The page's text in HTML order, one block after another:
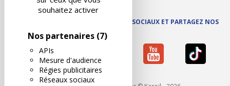
souhaitez activer
Nos partenaires (7)
APIs
Mesure d'audience
Régies publicitaires
Réseaux sociaux
SUIVEZ AUTOVISION SUR LES RÉSEAUX SOCIAUX ET PARTAGEZ NOS
ACTUS